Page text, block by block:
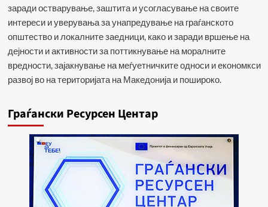
заради остварување, заштита и усогласување на своите
интереси и уверувања за унапредување на граѓанското
општество и локалните заедници, како и заради вршење на
дејности и активности за поттикнување на моралните
вредности, зајакнување на меѓуетничките односи и економкси
развој во на територијата на Македонија и пошироко.
Граѓански Ресурсен Центар